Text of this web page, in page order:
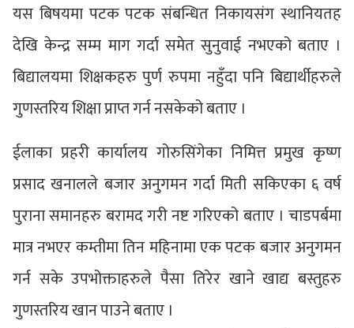
यस बिषयमा पटक पटक संबन्धित निकायसंग स्थानियतह
देखि केन्द्र सम्म माग गर्दा समेत सुनुवाई नभएको बताए ।
बिद्यालयमा शिक्षकहरु पुर्ण रुपमा नहुँदा पनि बिद्यार्थीहरुले
गुणस्तरिय शिक्षा प्राप्त गर्न नसकेको बताए ।
ईलाका प्रहरी कार्यालय गोरुसिंगेका निमित्त प्रमुख कृष्ण
प्रसाद खनालले बजार अनुगमन गर्दा मिती सकिएका ६ वर्ष
पुराना समानहरु बरामद गरी नष्ट गरिएको बताए । चाडपर्बमा
मात्र नभएर कम्तीमा तिन महिनामा एक पटक बजार अनुगमन
गर्न सके उपभोक्ताहरुले पैसा तिरेर खाने खाद्य बस्तुहरु
गुणस्तरिय खान पाउने बताए ।